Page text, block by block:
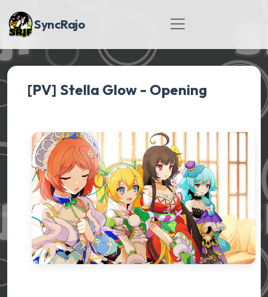
SyncRajo
[PV] Stella Glow - Opening